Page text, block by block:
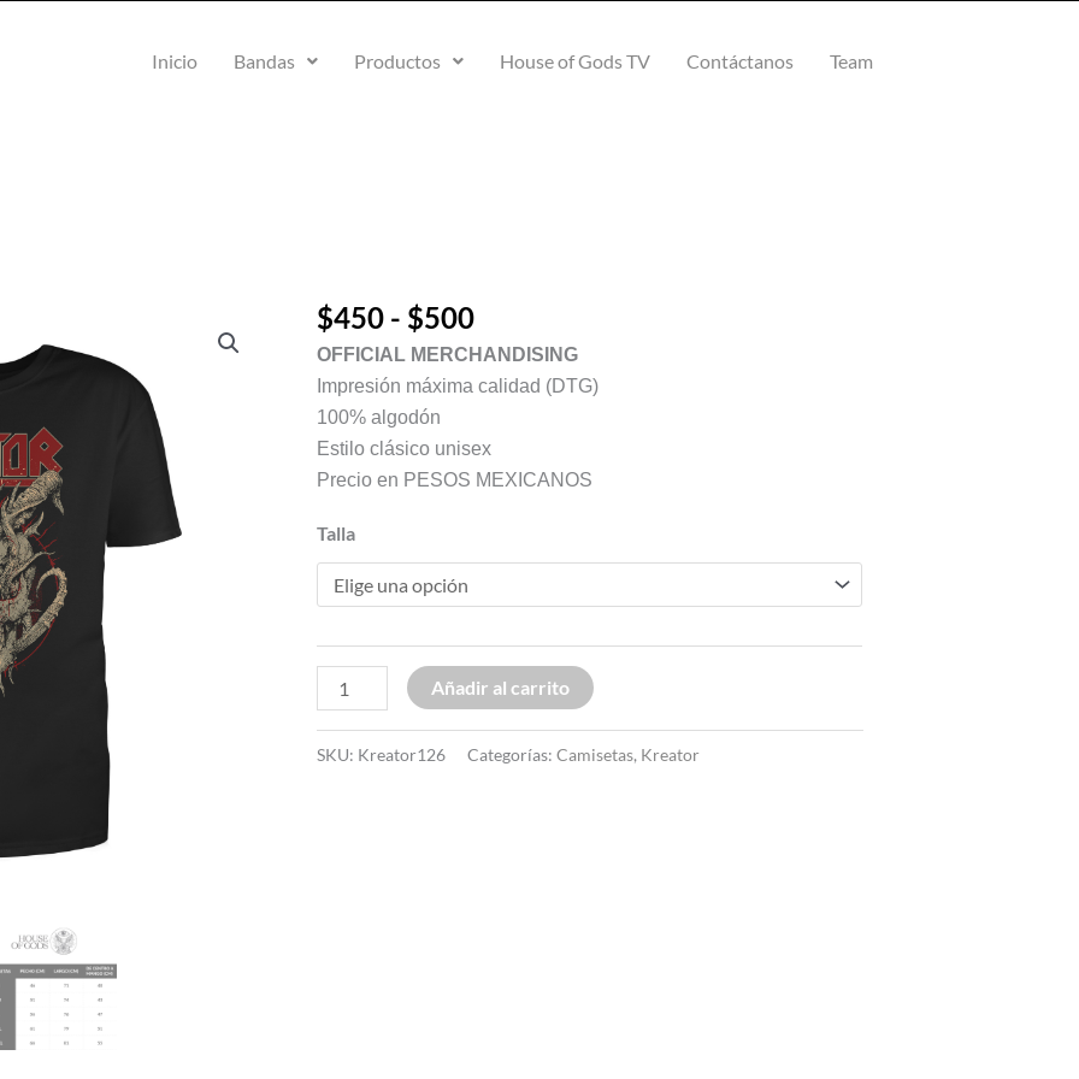
Inicio Bandas Productos House of Gods TV Contáctanos Team
$450 - $500Rango
de
precios:
desde
$450
hasta
$500
OFFICIAL MERCHANDISING
Impresión máxima calidad (DTG)
100% algodón
Estilo clásico unisex
Precio en PESOS MEXICANOS
Talla
Kreator
·
Skull
horns
·
Camiseta
Añadir al carrito
SKU: Kreator126 Categorías:Camisetas, Kreator